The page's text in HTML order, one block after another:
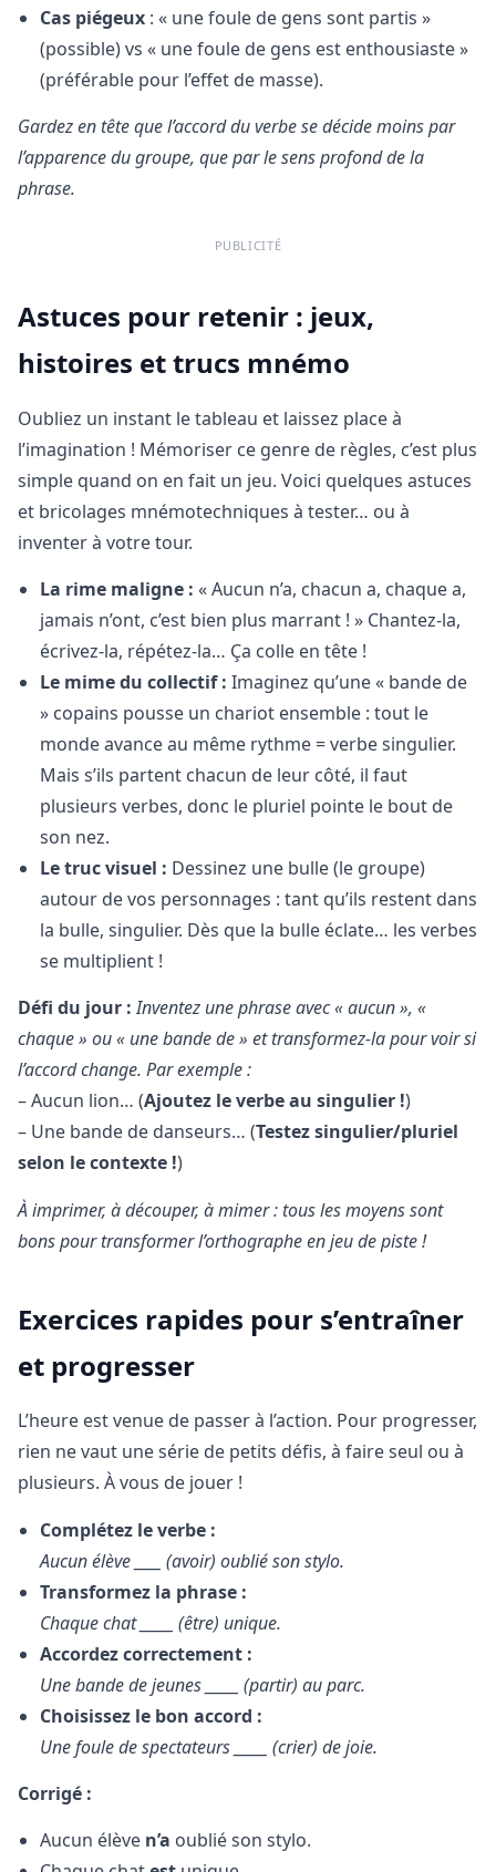
Cas piégeux : « une foule de gens sont partis »
(possible) vs « une foule de gens est enthousiaste »
(préférable pour l’effet de masse).
Gardez en tête que l’accord du verbe se décide moins par
l’apparence du groupe, que par le sens profond de la
phrase.
PUBLICITÉ
Astuces pour retenir : jeux,
histoires et trucs mnémo
Oubliez un instant le tableau et laissez place à
l’imagination ! Mémoriser ce genre de règles, c’est plus
simple quand on en fait un jeu. Voici quelques astuces
et bricolages mnémotechniques à tester… ou à
inventer à votre tour.
La rime maligne : « Aucun n’a, chacun a, chaque a,
jamais n’ont, c’est bien plus marrant ! » Chantez-la,
écrivez-la, répétez-la… Ça colle en tête !
Le mime du collectif : Imaginez qu’une « bande de
» copains pousse un chariot ensemble : tout le
monde avance au même rythme = verbe singulier.
Mais s’ils partent chacun de leur côté, il faut
plusieurs verbes, donc le pluriel pointe le bout de
son nez.
Le truc visuel : Dessinez une bulle (le groupe)
autour de vos personnages : tant qu’ils restent dans
la bulle, singulier. Dès que la bulle éclate… les verbes
se multiplient !
Défi du jour : Inventez une phrase avec « aucun », «
chaque » ou « une bande de » et transformez-la pour voir si
l’accord change. Par exemple :
– Aucun lion… (Ajoutez le verbe au singulier !)
– Une bande de danseurs… (Testez singulier/pluriel
selon le contexte !)
À imprimer, à découper, à mimer : tous les moyens sont
bons pour transformer l’orthographe en jeu de piste !
Exercices rapides pour s’entraîner
et progresser
L’heure est venue de passer à l’action. Pour progresser,
rien ne vaut une série de petits défis, à faire seul ou à
plusieurs. À vous de jouer !
Complétez le verbe :
Aucun élève ____ (avoir) oublié son stylo.
Transformez la phrase :
Chaque chat _____ (être) unique.
Accordez correctement :
Une bande de jeunes _____ (partir) au parc.
Choisissez le bon accord :
Une foule de spectateurs _____ (crier) de joie.
Corrigé :
Aucun élève n’a oublié son stylo.